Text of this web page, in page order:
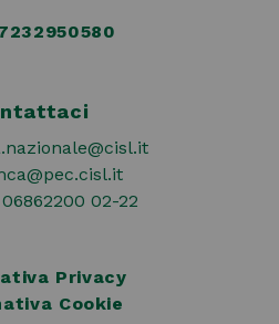
02-22
Privacy
Cookie